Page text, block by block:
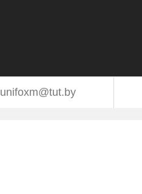
unifoxm@tut.by